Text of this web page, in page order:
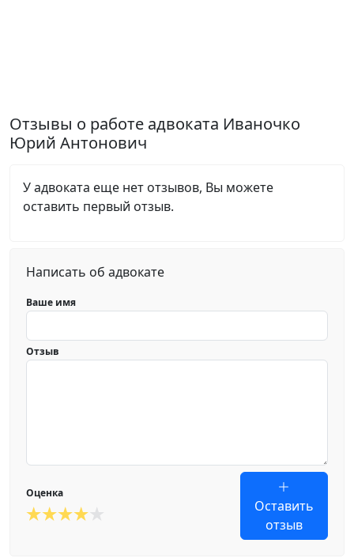
Отзывы о работе адвоката Иваночко
Юрий Антонович
У адвоката еще нет отзывов, Вы можете
оставить первый отзыв.
Написать об адвокате
Ваше имя
Отзыв
Оценка
Оставить
отзыв